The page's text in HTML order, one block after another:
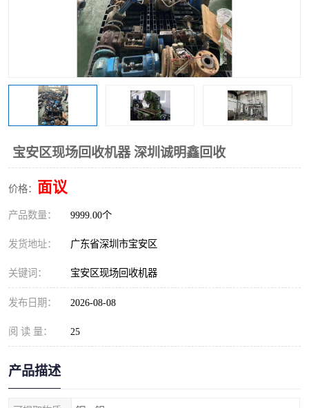
宝安区现场回收机器 深圳诚明鑫回收
价格： 面议
产品数量： 9999.00个
发货地址： 广东省深圳市宝安区
关键词： 宝安区现场回收机器
发布日期： 2026-08-08
阅 读 量： 25
产品描述